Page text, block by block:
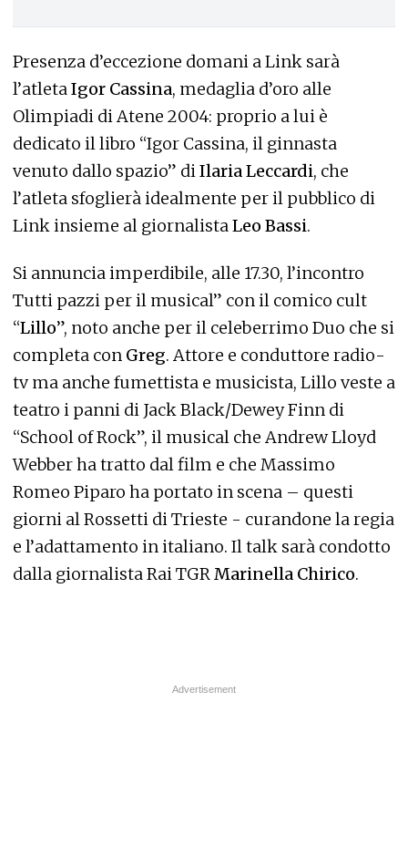
Presenza d’eccezione domani a Link sarà
l’atletaIgor Cassina, medaglia d’oro alle
Olimpiadi di Atene 2004: proprio a lui è
dedicato il libro “Igor Cassina, il ginnasta
venuto dallo spazio” diIlaria Leccardi, che
l’atleta sfoglierà idealmente per il pubblico di
Link insieme al giornalistaLeo Bassi.
Si annuncia imperdibile, alle 17.30, l’incontro
Tutti pazzi per il musical” con il comico cult
“Lillo”, noto anche per il celeberrimo Duo che si
completa con Greg. Attore e conduttore radio-
tv ma anche fumettista e musicista, Lillo veste a
teatro i panni di Jack Black/Dewey Finn di
“School of Rock”, il musical che Andrew Lloyd
Webber ha tratto dal film e che Massimo
Romeo Piparo ha portato in scena – questi
giorni al Rossetti di Trieste - curandone la regia
e l’adattamento in italiano. Il talk sarà condotto
dalla giornalista Rai TGRMarinella Chirico.